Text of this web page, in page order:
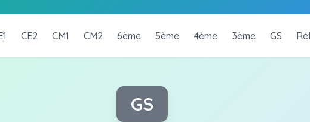
CE2 CM1 CM2 6ème 5ème 4ème 3ème GS
GS